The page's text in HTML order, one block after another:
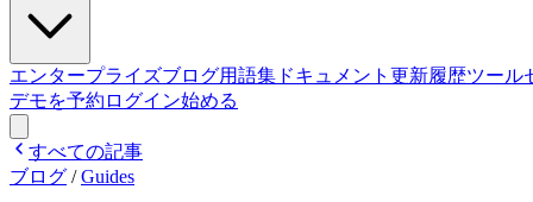
エンタープライズブログ用語集 ドキュメント 更新履歴ツール
デモを予約 ログイン始める
すべての記事
ブログ /Guides